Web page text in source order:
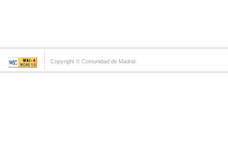
Copyright © Comunidad de Madrid.